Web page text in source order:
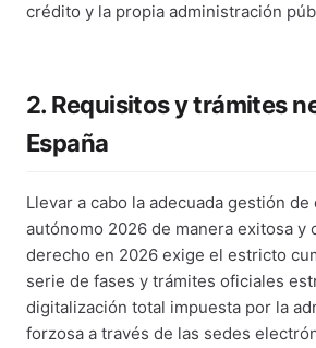
crédito y la propia administración
2. Requisitos y trámites
España
Llevar a cabo la adecuada gestión
autónomo 2026 de manera exitosa y
derecho en 2026 exige el estricto
serie de fases y trámites oficiales
digitalización total impuesta por la
forzosa a través de las sedes